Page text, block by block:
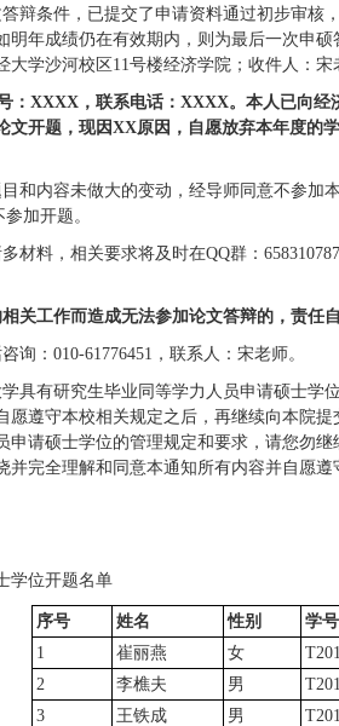
辩条件，已提交了申请资料通过初步审
年成绩仍在有效期内，则为最后一次申
学沙河校区11号楼经济学院；收件人：
：XXXX，联系电话：XXXX。本人已向经
文开题，现因XX原因，自愿放弃本年度的
和内容未做大的变动，经导师同意不参加
加开题。
材料，相关要求将及时在QQ群：
关工作而造成无法参加论文答辩的，责任自
询：010-61776451，联系人：宋老师。
具有研究生毕业同等学力人员申请硕士学
遵守本校相关规定之后，再继续向本院
请硕士学位的管理规定和要求，请您勿
完全理解和同意本通知所有内容并自愿遵
学位开题名单
序号 姓名 性别
学号
1
崔丽燕 女
2
李樵夫 男
3
王铁成 男